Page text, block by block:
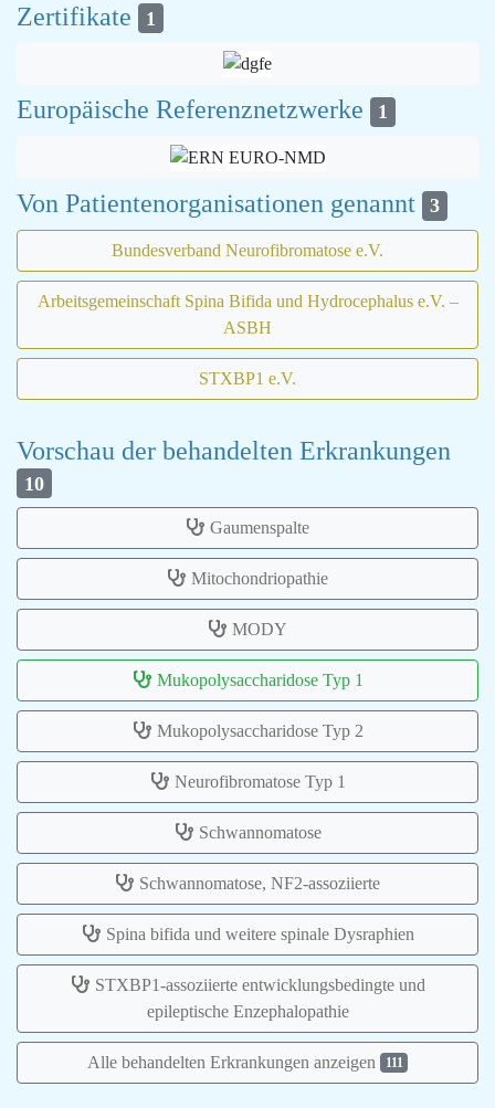
Zertifikate 1
Europäische Referenznetzwerke 1
Von Patientenorganisationen genannt 3
Bundesverband Neurofibromatose e.V.
Arbeitsgemeinschaft Spina Bifida und Hydrocephalus e.V. –
ASBH
STXBP1 e.V.
Vorschau der behandelten Erkrankungen
10
Gaumenspalte
Mitochondriopathie
MODY
Mukopolysaccharidose Typ 1
Mukopolysaccharidose Typ 2
Neurofibromatose Typ 1
Schwannomatose
Schwannomatose, NF2-assoziierte
Spina bifida und weitere spinale Dysraphien
STXBP1-assoziierte entwicklungsbedingte und
epileptische Enzephalopathie
Alle behandelten Erkrankungen anzeigen 111